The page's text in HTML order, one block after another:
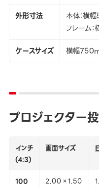
外形寸法
本体：
フレーム
ケースサイズ
横幅
プロジェクター
インチ
(4:3)
画面サイズ
100 2.00×1.50